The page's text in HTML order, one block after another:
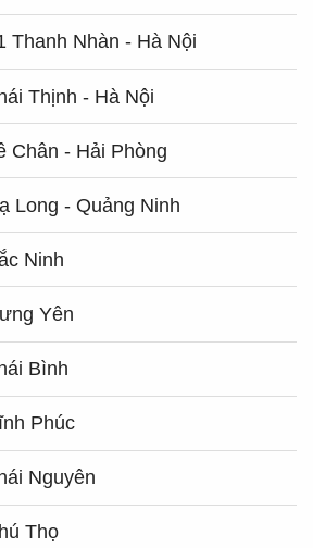
Thanh Nhàn - Hà Nội
Thịnh - Hà Nội
Chân - Hải Phòng
Long - Quảng Ninh
Ninh
Yên
Bình
Phúc
Nguyên
Thọ